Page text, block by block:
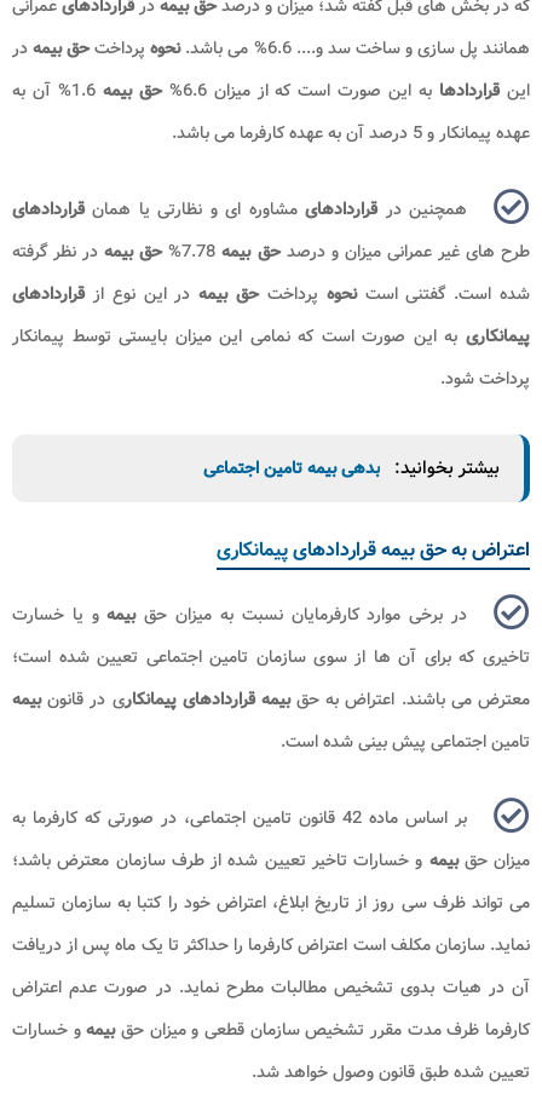
که در بخش های قبل گفته شد؛ میزان و درصدحق بیمهدرقراردادهایعمرانی
همانند پل سازی و ساخت سد و.... 6.6% می باشد.
نحوهپرداختحق بیمهدر
اینقراردادها به این صورت است که از میزان 6.6% حق بیمه
1.6% آن به
عهده پیمانکار و 5 درصد آن به عهده کارفرما می باشد.
همچنین درقراردادهایمشاوره ای و نظارتی یا همانقراردادهای
طرح های غیر عمرانی میزان و درصدحق بیمه 7.78% حق بیمه در نظر گرفته
شده است. گفتنی استنحوه پرداختحق بیمه در این نوع ازقراردادهای
پیمانکاری به این صورت است که نمامی این میزان بایستی توسط پیمانکار
پرداخت شود.
بیشتر بخوانید: بدهی بیمه تامین اجتماعی
اعتراض به حق بیمه قراردادهای پیمانکاری
در برخی موارد کارفرمایان نسبت به میزان حقبیمهو یا خسارت
تاخیری که برای آن ها از سوی سازمان تامین اجتماعی تعیین شده است؛
معترض می باشند. اعتراض به حقبیمه قراردادهای پیمانکاری در قانونبیمه
تامین اجتماعی پیش بینی شده است.
بر اساس ماده 42 قانون تامین اجتماعی، در صورتی که کارفرما به
میزان حقبیمه و خسارات تاخیر تعیین شده از طرف سازمان معترض باشد؛
می ‌تواند ظرف سی روز از تاریخ ابلاغ، ‌اعتراض خود را کتبا به سازمان تسلیم
نماید. سازمان مکلف است اعتراض کارفرما را حداکثر تا یک ماه پس از دریافت
آن در هیات بدوی تشخیص ‌مطالبات مطرح نماید. در صورت عدم اعتراض
کارفرما ظرف مدت مقرر تشخیص سازمان قطعی و میزان حقبیمهو خسارات
تعیین شده طبق قانون وصول‌ خواهد شد.